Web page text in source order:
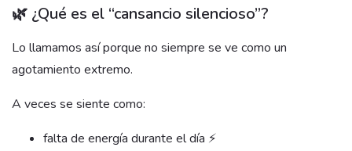
🌿 ¿Qué es el “cansancio silencioso”?
Lo llamamos así porque no siempre se ve como un
agotamiento extremo.
A veces se siente como:
falta de energía durante el día ⚡